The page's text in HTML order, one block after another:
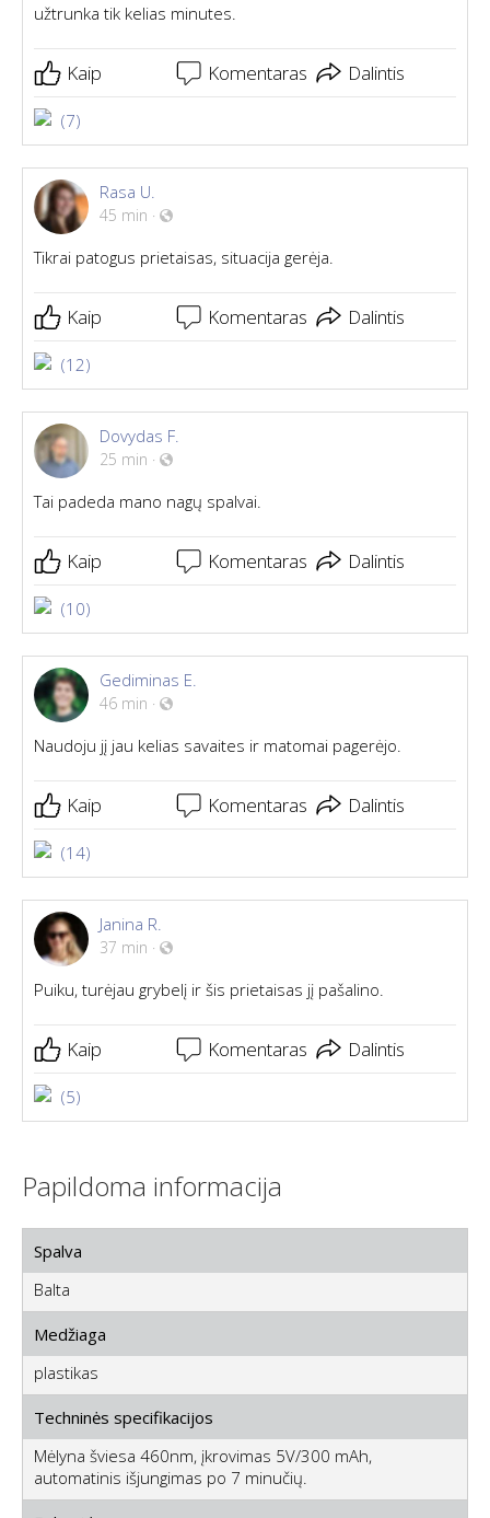
užtrunka tik kelias minutes.
Kaip Komentaras Dalintis
(7)
Rasa U.
45 min ·
Tikrai patogus prietaisas, situacija gerėja.
Kaip Komentaras Dalintis
(12)
Dovydas F.
25 min ·
Tai padeda mano nagų spalvai.
Kaip Komentaras Dalintis
(10)
Gediminas E.
46 min ·
Naudoju jį jau kelias savaites ir matomai pagerėjo.
Kaip Komentaras Dalintis
(14)
Janina R.
37 min ·
Puiku, turėjau grybelį ir šis prietaisas jį pašalino.
Kaip Komentaras Dalintis
(5)
Papildoma informacija
Spalva
Balta
Medžiaga
plastikas
Techninės specifikacijos
Mėlyna šviesa 460nm, įkrovimas 5V/300 mAh,
automatinis išjungimas po 7 minučių.